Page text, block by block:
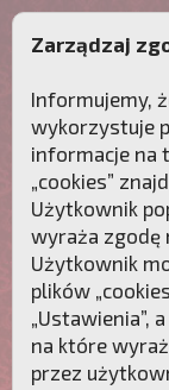
Zarządzaj
Informujemy,
wykorzystuje
informacje na
„cookies”
Użytkownik
wyraża zgodę
Użytkownik
plików
„Ustawienia”,
na które
przez